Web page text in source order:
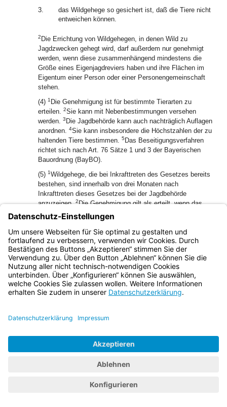
3.
das Wildgehege so gesichert ist, daß die Tiere nicht
entweichen können.
2 Die Errichtung von Wildgehegen, in denen Wild zu
Jagdzwecken gehegt wird, darf außerdem nur genehmigt
werden, wenn diese zusammenhängend mindestens die
Größe eines Eigenjagdreviers haben und ihre Flächen im
Eigentum einer Person oder einer Personengemeinschaft
stehen.
(4) 1 Die Genehmigung ist für bestimmte Tierarten zu
erteilen. 2Sie kann mit Nebenbestimmungen versehen
werden. 3 Die Jagdbehörde kann auch nachträglich Auflagen
anordnen. 4Sie kann insbesondere die Höchstzahlen der zu
haltenden Tiere bestimmen. 5 Das Beseitigungsverfahren
richtet sich nach Art. 76 Sätze 1 und 3 der Bayerischen
Bauordnung (BayBO).
(5) 1Wildgehege, die bei Inkrafttreten des Gesetzes bereits
bestehen, sind innerhalb von drei Monaten nach
Inkrafttreten dieses Gesetzes bei der Jagdbehörde
anzuzeigen.2Die Genehmigung gilt als erteilt, wenn das
Wildgehege nach anderen gesetzlichen Bestimmungen
genehmigt worden ist oder die Jagdbehörde nicht binnen
drei Monaten nach Eingang der Anzeige die Genehmigung
versagt; mit der Versagung der Genehmigung kann die
Beseitigung des Wildgeheges nach Art. 76 Sätze 1 und 3
BayBO angeordnet werden. 3Soweit diese Maßnahmen
enteignend wirken, ist den Betroffenen Entschädigung nach
den Vorschriften des Bayerischen Gesetzes über die
entschädigungspflichtige Enteignung zu gewähren.
Kreisverwaltungsbehörde.
Rechtsverordnung im Einvernehmen mit dem
Staatsministerium für Ernährung, Landwirtschaft, Forsten
und Tourismus Vorschriften über die Registrierung und die
Gestaltung der Gehegeanlagen zu erlassen.